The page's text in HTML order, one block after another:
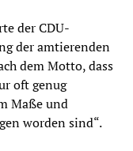
der CDU-
der amtierenden
dem Motto, dass
oft genug
Maße und
worden sind“.